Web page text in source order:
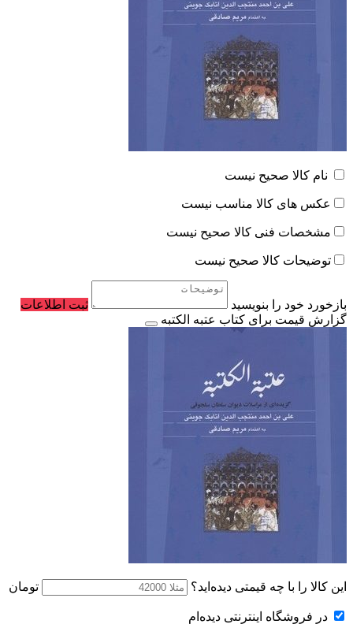
نام کالا صحیح نیست
عکس های کالا مناسب نیست
مشخصات فنی کالا صحیح نیست
توضیحات کالا صحیح نیست
بازخورد خود را بنویسید
ثبت اطلاعات
گزارش قیمت برای کتاب عتبه الکتبه
این کالا را با چه قیمتی دیده‌اید؟ تومان
در فروشگاه اینترنتی دیده‌ام